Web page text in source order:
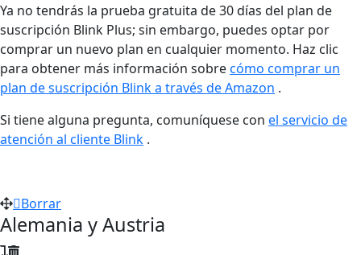
Ya no tendrás la prueba gratuita de 30 días del plan de
suscripción Blink Plus; sin embargo, puedes optar por
comprar un nuevo plan en cualquier momento. Haz clic
para obtener más información sobrecómo comprar un
plan de suscripción Blink a través de Amazon .
Si tiene alguna pregunta, comuníquese con el servicio de
atención al cliente Blink .
Borrar
Alemania y Austria